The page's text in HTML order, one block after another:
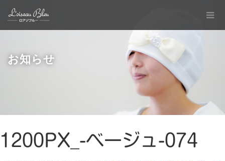
お知らせ
1200PX_-ベージュ-074